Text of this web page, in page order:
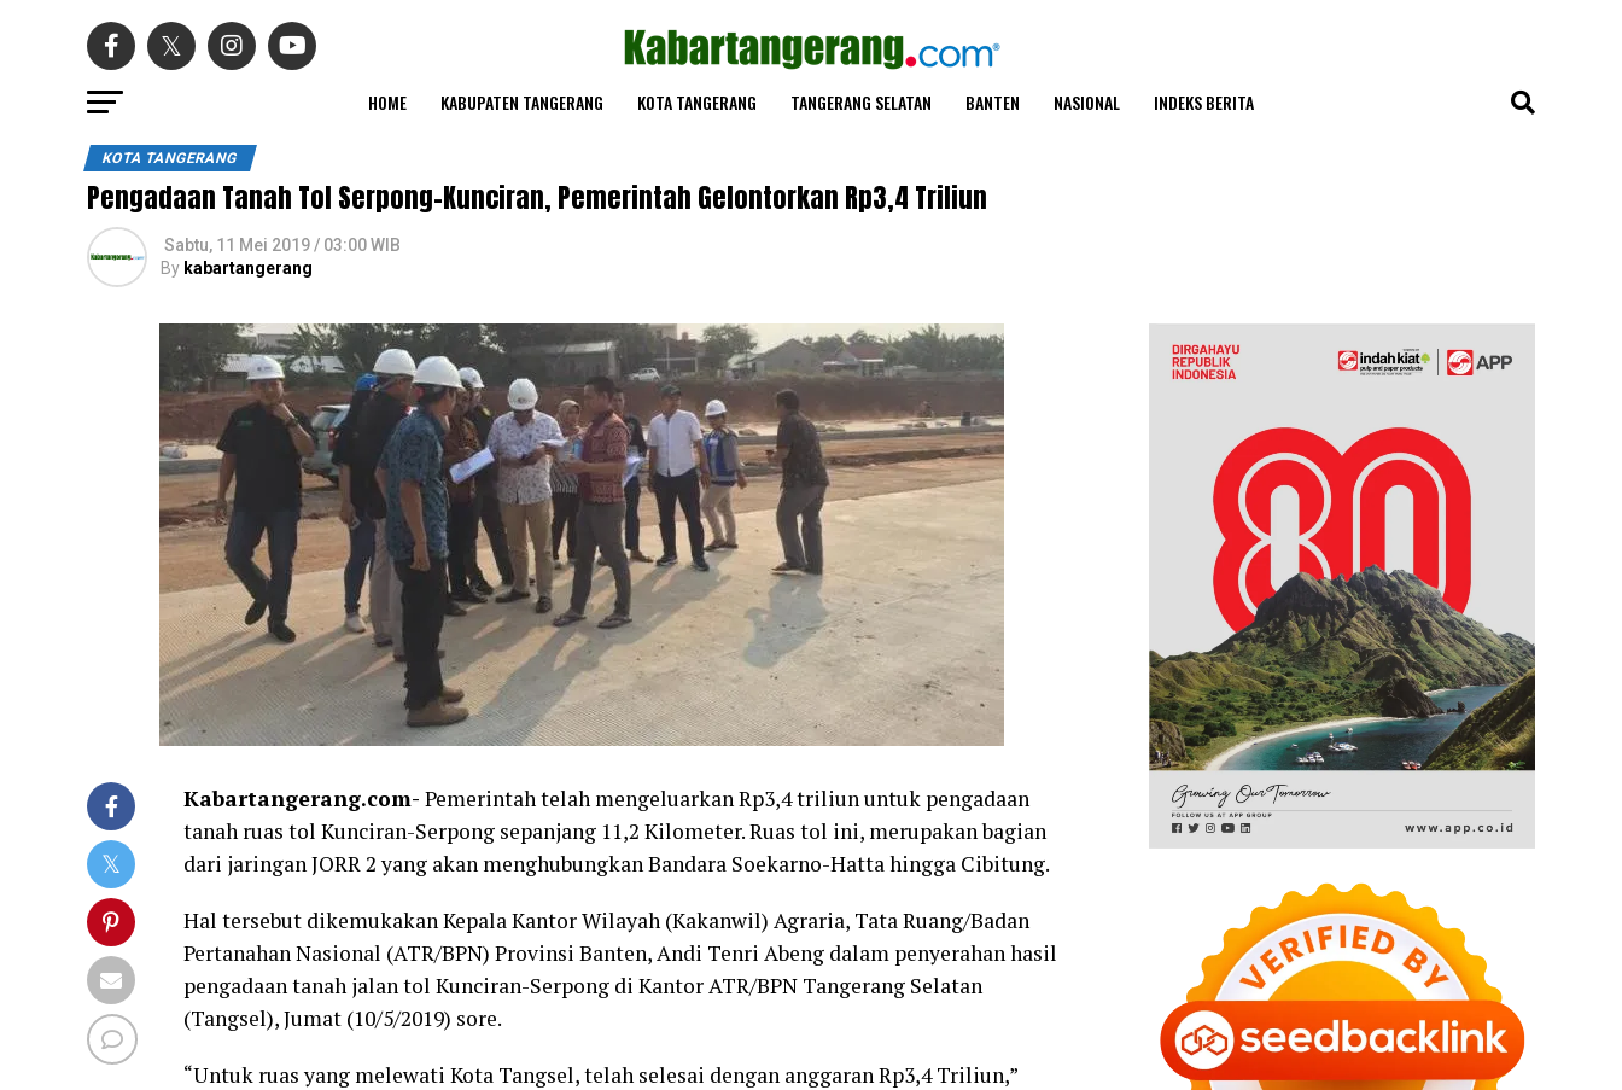
HOME KABUPATEN TANGERANG KOTA TANGERANG TANGERANG SELATAN BANTEN NASIONAL INDEKS BERITA
KOTA TANGERANG
Pengadaan Tanah Tol Serpong-Kunciran, Pemerintah Gelontorkan Rp3,4 Triliun
Sabtu, 11 Mei 2019 / 03:00 WIB
By kabartangerang
Kabartangerang.com- Pemerintah telah mengeluarkan Rp3,4 triliun untuk pengadaan
tanah ruas tol Kunciran-Serpong sepanjang 11,2 Kilometer. Ruas tol ini, merupakan bagian
dari jaringan JORR 2 yang akan menghubungkan Bandara Soekarno-Hatta hingga Cibitung.
Hal tersebut dikemukakan Kepala Kantor Wilayah (Kakanwil) Agraria, Tata Ruang/Badan
Pertanahan Nasional (ATR/BPN) Provinsi Banten, Andi Tenri Abeng dalam penyerahan hasil
pengadaan tanah jalan tol Kunciran-Serpong di Kantor ATR/BPN Tangerang Selatan
(Tangsel), Jumat (10/5/2019) sore.
“Untuk ruas yang melewati Kota Tangsel, telah selesai dengan anggaran Rp3,4 Triliun,”